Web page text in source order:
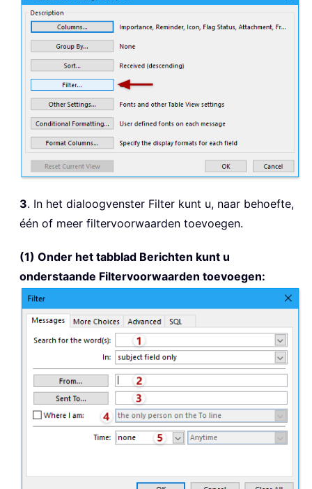
3. In het dialoogvenster Filter kunt u, naar behoefte,
één of meer filtervoorwaarden toevoegen.
(1) Onder het tabblad Berichten kunt u
onderstaande Filtervoorwaarden toevoegen: